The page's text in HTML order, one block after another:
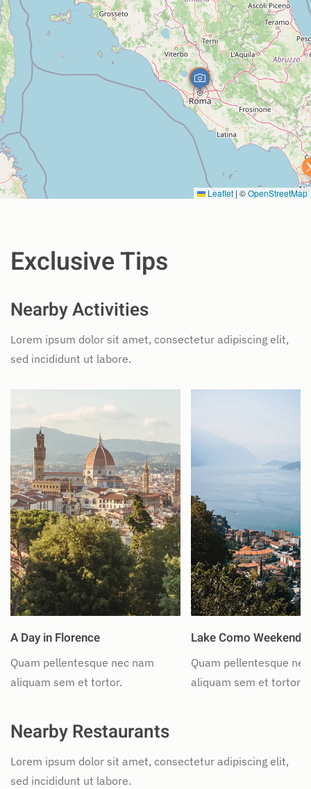
Leaflet | ©OpenStreetMap
Exclusive Tips
Nearby Activities
Lorem ipsum dolor sit amet, consectetur adipiscing elit,
sed incididunt ut labore.
A Day in Florence
Quam pellentesque nec nam
aliquam sem et tortor.
Lake Como Weekend
Quam pellentesque
aliquam sem et tortor.
Nearby Restaurants
Lorem ipsum dolor sit amet, consectetur adipiscing elit,
sed incididunt ut labore.